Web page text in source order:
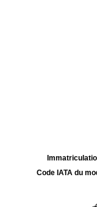
Code IATA du